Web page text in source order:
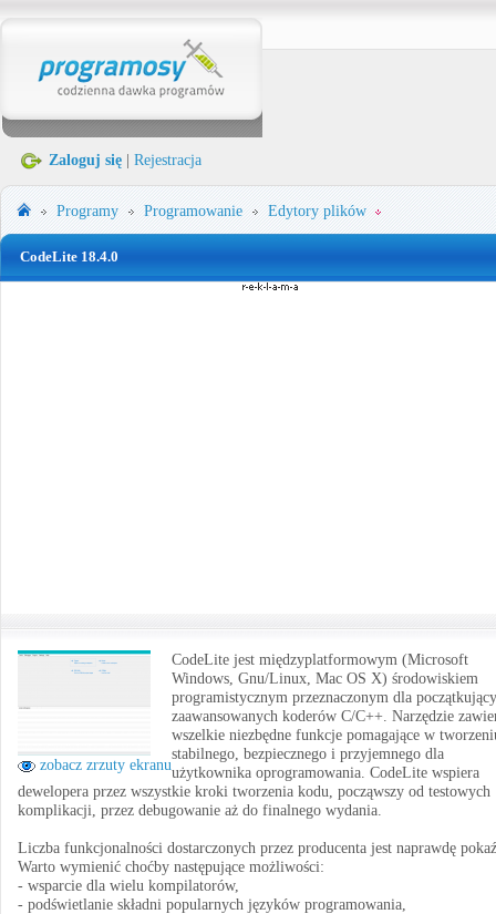
Zaloguj się Rejestracja
Programy Programowanie Edytory plików
CodeLite 18.4.0
zobacz zrzuty ekranu
CodeLite jest międzyplatformowym (Microsoft
Windows, Gnu/Linux, Mac OS X) środowiskiem
programistycznym przeznaczonym dla
zaawansowanych koderów C/C++. Narzędzie
wszelkie niezbędne funkcje pomagające w
stabilnego, bezpiecznego i przyjemnego dla
użytkownika oprogramowania. CodeLite wspiera
dewelopera przez wszystkie kroki tworzenia kodu, począwszy od testowych
komplikacji, przez debugowanie aż do finalnego wydania.
Liczba funkcjonalności dostarczonych przez producenta jest naprawdę
Warto wymienić choćby następujące możliwości:
- wsparcie dla wielu kompilatorów,
- podświetlanie składni popularnych języków programowania,